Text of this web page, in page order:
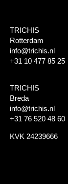
TRICHIS
Rotterdam
info@trichis.nl
+31 10 477 85 25
TRICHIS
Breda
info@trichis.nl
+31 76 520 48 60
KVK 24239666